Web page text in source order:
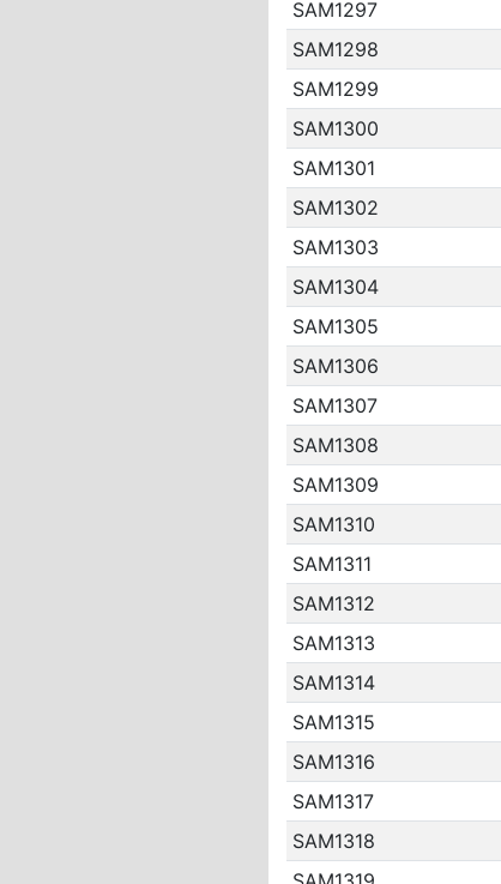
SAM1297
SAM1298
SAM1299
SAM1300
SAM1301
SAM1302
SAM1303
SAM1304
SAM1305
SAM1306
SAM1307
SAM1308
SAM1309
SAM1310
SAM1311
SAM1312
SAM1313
SAM1314
SAM1315
SAM1316
SAM1317
SAM1318